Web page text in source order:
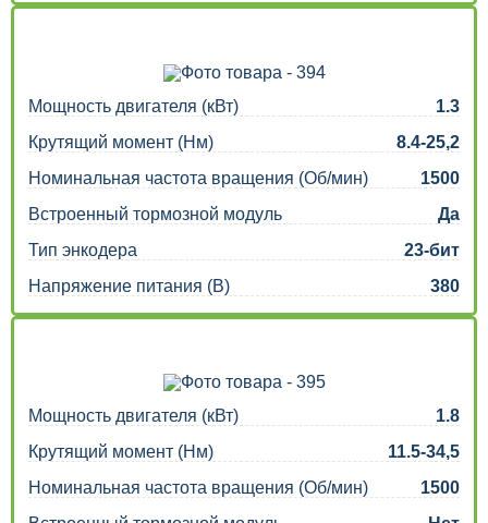
Мощность двигателя (кВт)
1.3
Крутящий момент (Нм)
8.4-25,2
Номинальная частота вращения (Об/мин)
1500
Встроенный тормозной модуль
Да
Тип энкодера
23-бит
Напряжение питания (В)
380
Мощность двигателя (кВт)
1.8
Крутящий момент (Нм)
11.5-34,5
Номинальная частота вращения (Об/мин)
1500